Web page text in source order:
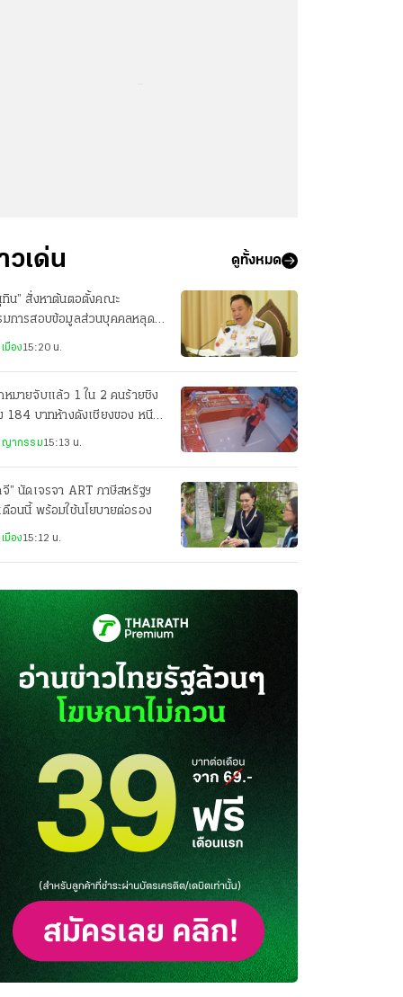
วเด่น ดูทั้งหมด
ทิน” สั่งหาต้นตอตั้งคณะ
มการสอบข้อมูลส่วนบุคคลหลุด
ควรเกิดขึ้น
มือง15:20 น.
หมายจับแล้ว 1 ใน 2 คนร้ายชิง
184 บาทห้างดังเชียงของ หนีไป
ญากรรม15:13 น.
จี” นัดเจรจา ART ภาษีสหรัฐฯ
ดือนนี้ พร้อมใช้นโยบายต่อรอง
มือง15:12 น.